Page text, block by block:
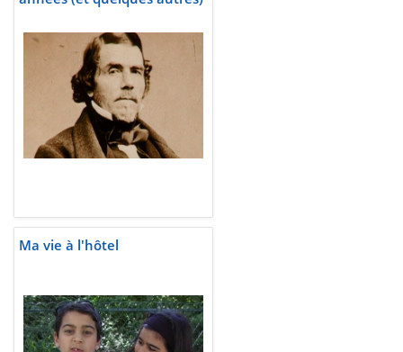
Ma vie à l'hôtel